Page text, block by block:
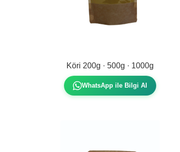
Köri 200g · 500g · 1000g
WhatsApp ile Bilgi Al